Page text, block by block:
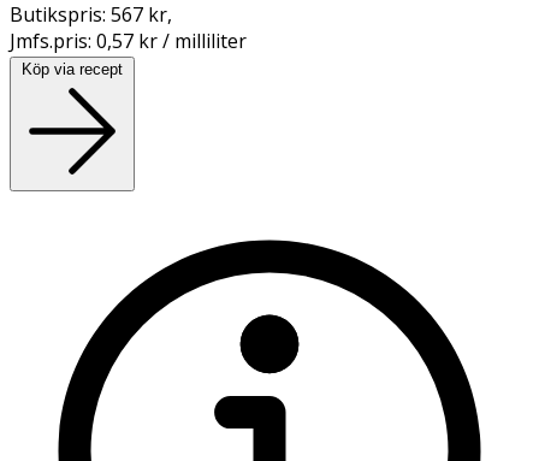
Butikspris: 567 kr,
Jmfs.pris: 0,57 kr / milliliter
Köp via recept